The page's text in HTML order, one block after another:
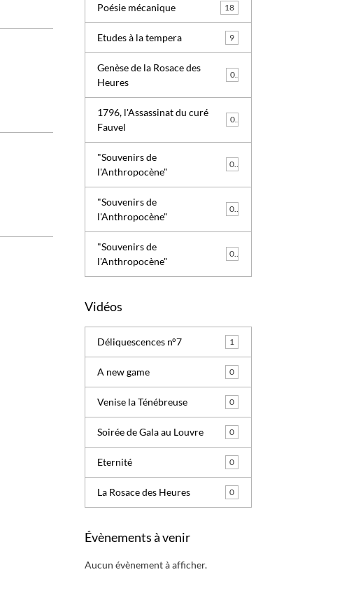
Poésie mécanique 18
Etudes à la tempera 9
Genèse de la Rosace des
Heures
0
1796, l'Assassinat du curé
Fauvel
0
"Souvenirs de
l'Anthropocène"
0
"Souvenirs de
l'Anthropocène"
0
"Souvenirs de
l'Anthropocène"
0
Vidéos
Déliquescences n°7 1
A new game 0
Venise la Ténébreuse 0
Soirée de Gala au Louvre 0
Eternité 0
La Rosace des Heures 0
Évènements à venir
Aucun évènement à afficher.